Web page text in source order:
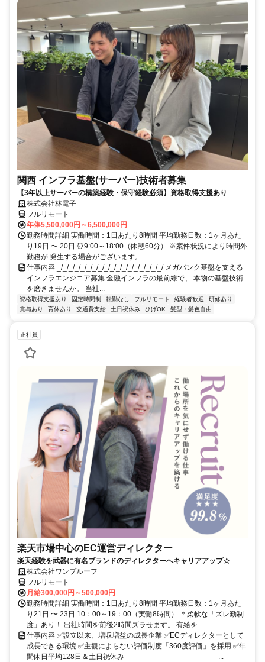
関西 インフラ基盤(サーバー)技術者募集
【3年以上サーバーの構築経験・保守経験必須】資格取得支援あり
株式会社林電子
フルリモート
年俸5,500,000円～6,500,000円
勤務時間詳細 実働時間：1日あたり8時間 平均勤務日数：1ヶ月あた
り19日 〜 20日 ⏰9:00～18:00（休憩60分） ※案件状況により時間外
勤務が 発生する場合がございます。
仕事内容 _/_/_/_/_/_/_/_/_/_/_/_/_/_/_/_/_/_/ メガバンク基盤を支える
インフラエンジニア募集 金融インフラの最前線で、 本物の基盤技術
を磨きませんか。 当社...
資格取得支援あり 固定時間制 転勤なし フルリモート 経験者歓迎
研修あり
賞与あり
育休あり 交通費支給 土日祝休み ひげOK 髪型・髪色自由
正社員
楽天市場中心のEC運営ディレクター
楽天経験を武器に有名ブランドのディレクターへキャリアアップ☆
株式会社ワンプルーフ
フルリモート
月給300,000円～500,000円
勤務時間詳細 実働時間：1日あたり8時間 平均勤務日数：1ヶ月あた
り21日 〜 23日 10：00～19：00（実働8時間） ＊柔軟な「ズレ勤制
度」あり！ 出社時間を前後2時間ズラせます。 有給を...
仕事内容 ✅設立以来、増収増益の成長企業 ✅ECディレクターとして
成長できる環境 ✅主観によらない評価制度「360度評価」を採用 ✅年
間休日平均128日＆土日祝休み ―――――――――――――...